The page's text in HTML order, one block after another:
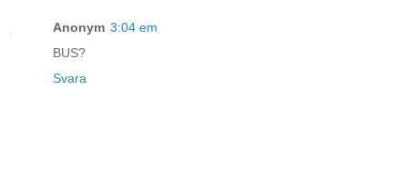
Anonym 3:04 em
BUS?
Svara